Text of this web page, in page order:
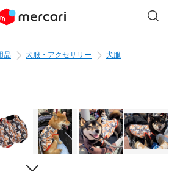
品 犬服・アクセサリー 犬服